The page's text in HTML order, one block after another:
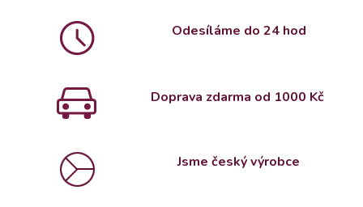
Odesíláme do 24 hod
Doprava zdarma od 1000 Kč
Jsme český výrobce